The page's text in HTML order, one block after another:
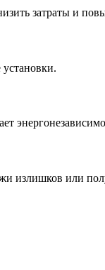
затраты и
или